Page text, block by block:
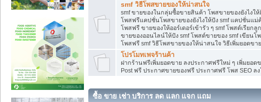
smf วิธีโพสขายของให้น่าสนใจ
smf ขายของในกลุ่มซื้อขายสินค้า โพสขายของยังไงใ
โพสฟรีแคปชั่นโพสขายของยังไงให้ปัง smf แคปชั่นแ
โพสฟรี ขายของให้ออร์เดอร์เข้ารัว ๆ smf โพสต์เรียก
ขายของออนไลน์ให้ปัง smf โพสต์ขายของ smf เขียน
โพสฟรี smf วิธีโพสขายของให้น่าสนใจ วิธีเพิ่มยอดขา
โปรโมทเพจร้านค้า
ฝากร้านฟรีเพิ่มยอดขาย ลงประกาศฟรีใหม่ ๆ เพิ่มยอด
Post ฟรี ประกาศขายของฟรี ประกาศฟรี โพส SEO
ซื้อ ขาย เช่า บริการ ลด แลก แจก แถม